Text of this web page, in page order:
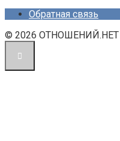
Обратная связь
© 2026 ОТНОШЕНИЙ.НЕТ